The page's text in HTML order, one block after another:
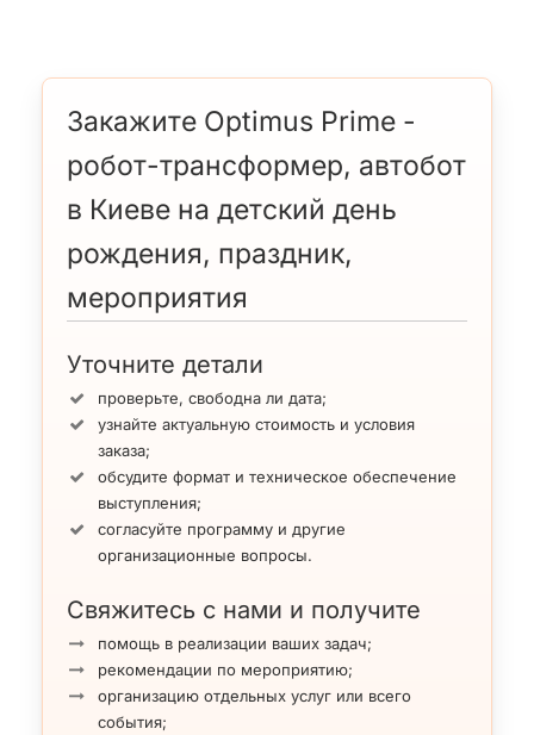
Закажите Optimus Prime -
робот-трансформер, автобот
в Киеве на детский день
рождения, праздник,
мероприятия
Уточните детали
проверьте, свободна ли дата;
узнайте актуальную стоимость и условия
заказа;
обсудите формат и техническое обеспечение
выступления;
согласуйте программу и другие
организационные вопросы.
Свяжитесь с нами и получите
помощь в реализации ваших задач;
рекомендации по мероприятию;
организацию отдельных услуг или всего
события;